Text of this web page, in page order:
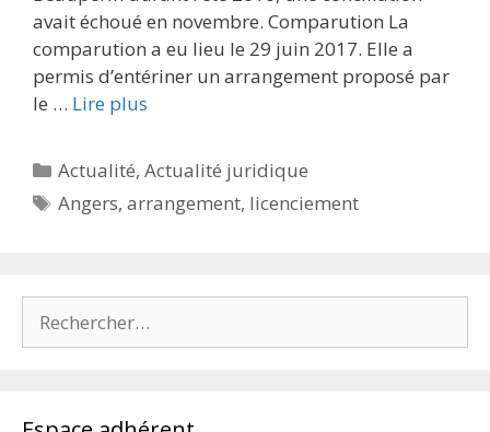
avait échoué en novembre. Comparution La
comparution a eu lieu le 29 juin 2017. Elle a
permis d’entériner un arrangement proposé par
le … Lire plus
Catégories
Actualité,Actualité juridique
Étiquettes
Angers,arrangement, licenciement